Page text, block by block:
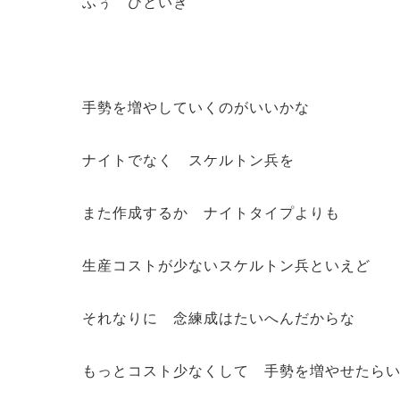
手勢を増やしていくのがいいかな
ナイトでなく スケルトン兵を
また作成するか ナイトタイプよりも
生産コストが少ないスケルトン兵といえど
それなりに 念練成はたいへんだからな
もっとコスト少なくして 手勢を増やせたら